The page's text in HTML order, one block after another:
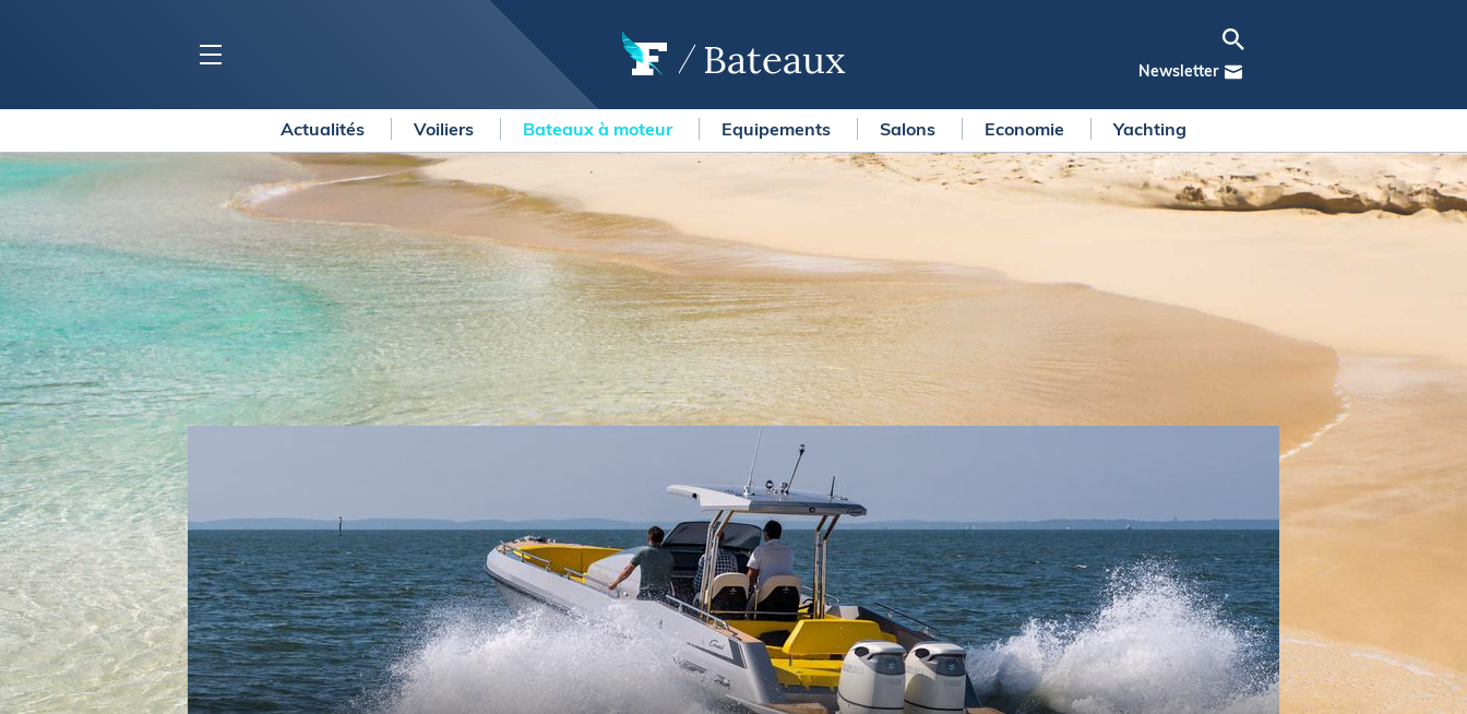
Bateaux Newsletter
BLOC MARINE
Ports
Carnets de voyage
Dossiers de la rédaction
Collection Bloc Marine
Application Bloc Marine
Règlementation
BATEAUX
Salons
Economie
Yachting
Courses au large
La Solitaire du Figaro Paprec
Transat Paprec
Vendée Globe
Arkea Ultim Challenge
Route du Rhum - Destination
Guadeloupe
LOISIRS
Pêche en mer
Plongée
Glisse
MÉTÉO MARINE
Shopping
Culture nautique
Gastronomie
Blogs
SERVICES
Nos magazines
La newsletter
METEO CONSULT Marine
Briefings
FLASH INFO
Actualités Voiliers Bateaux à moteur Equipements Salons Economie Yachting